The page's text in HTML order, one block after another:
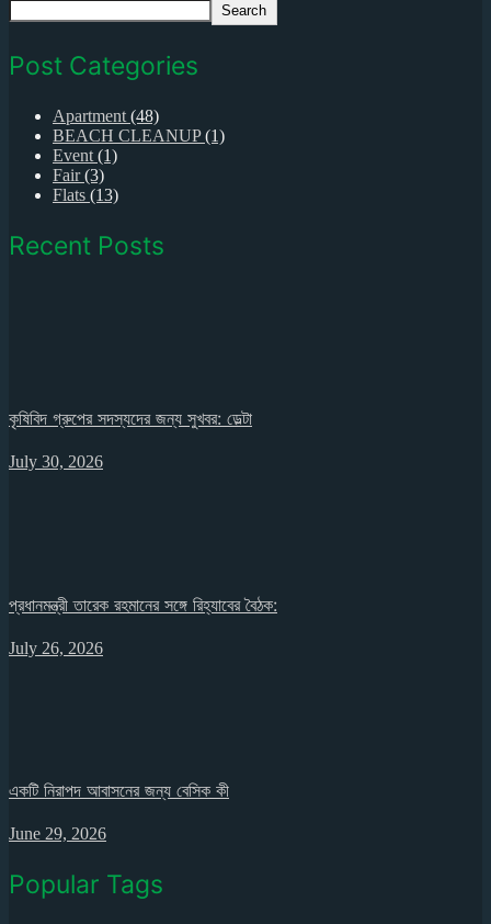
Search
Post Categories
Apartment (48)
BEACH CLEANUP(1)
Event (1)
Fair(3)
Flats (13)
Recent Posts
কৃষিবিদ গ্রুপের সদস্যদের জন্য সুখবর: ডেল্টা
July 30, 2026
প্রধানমন্ত্রী তারেক রহমানের সঙ্গে রিহ্যাবের বৈঠক:
July 26, 2026
একটি নিরাপদ আবাসনের জন্য বেসিক কী
June 29, 2026
Popular Tags